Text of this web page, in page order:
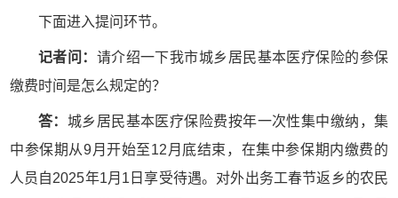
下面进入提问环节。
记者问： 请介绍一下我市城乡居民基本医疗保险的参保
缴费时间是怎么规定的？
答： 城乡居民基本医疗保险费按年一次性集中缴纳，集
中参保期从9月开始至12月底结束，在集中参保期内缴费的
人员自2025年1月1日享受待遇。对外出务工春节返乡的农民